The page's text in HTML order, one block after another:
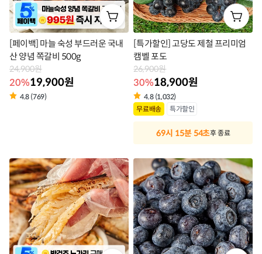
[페이백] 마늘 숙성 부드러운 국내
산 양념 쪽갈비 500g
24,900원
20%19,900원
4.8 (769)
벨
[특가할인] 고당도 제철 프리미엄
캠벨 포도
26,900원
30%18,900원
4.8 (1,032)
상
벨
무료배송 특가할인
69시 15분 53초후 종료